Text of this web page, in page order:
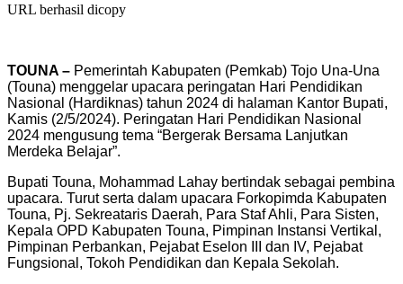
URL berhasil dicopy
TOUNA – Pemerintah Kabupaten (Pemkab) Tojo Una-Una
(Touna) menggelar upacara peringatan Hari Pendidikan
Nasional (Hardiknas) tahun 2024 di halaman Kantor Bupati,
Kamis (2/5/2024). Peringatan Hari Pendidikan Nasional
2024 mengusung tema “Bergerak Bersama Lanjutkan
Merdeka Belajar”.
Bupati Touna, Mohammad Lahay bertindak sebagai pembina
upacara. Turut serta dalam upacara Forkopimda Kabupaten
Touna, Pj. Sekreataris Daerah, Para Staf Ahli, Para Sisten,
Kepala OPD Kabupaten Touna, Pimpinan Instansi Vertikal,
Pimpinan Perbankan, Pejabat Eselon III dan IV, Pejabat
Fungsional, Tokoh Pendidikan dan Kepala Sekolah.